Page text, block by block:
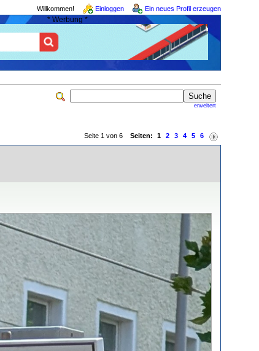
Willkommen! Einloggen Ein neues Profil erzeugen
* Werbung *
erweitert
Seite 1 von 6 Seiten: 1 2 3 4 5 6